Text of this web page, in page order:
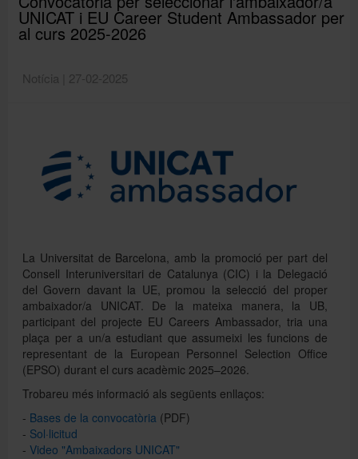
Directori
English
UNICAT i EU Career Student Ambassador per
al curs 2025-2026
Notícia | 27-02-2025
La Universitat de Barcelona, amb la promoció per part del
Consell Interuniversitari de Catalunya (CIC) i la Delegació
del Govern davant la UE, promou la selecció del proper
ambaixador/a UNICAT. De la mateixa manera, la UB,
participant del projecte EU Careers Ambassador, tria una
plaça per a un/a estudiant que assumeixi les funcions de
representant de la European Personnel Selection Office
(EPSO) durant el curs acadèmic 2025–2026.
Trobareu més informació als següents enllaços:
- Bases de la convocatòria (PDF)
- Sol·licitud
- Video "Ambaixadors UNICAT"